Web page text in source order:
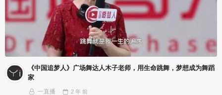
《中国追梦人》广场舞达人木子老师，用生命跳舞，梦想成为舞蹈
家
一直播 2 年 前